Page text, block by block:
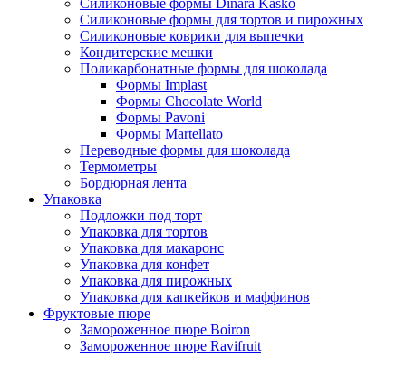
Силиконовые формы Dinara Kasko
Силиконовые формы для тортов и пирожных
Силиконовые коврики для выпечки
Кондитерские мешки
Поликарбонатные формы для шоколада
Формы Implast
Формы Chocolate World
Формы Pavoni
Формы Martellato
Переводные формы для шоколада
Термометры
Бордюрная лента
Упаковка
Подложки под торт
Упаковка для тортов
Упаковка для макаронс
Упаковка для конфет
Упаковка для пирожных
Упаковка для капкейков и маффинов
Фруктовые пюре
Замороженное пюре Boiron
Замороженное пюре Ravifruit